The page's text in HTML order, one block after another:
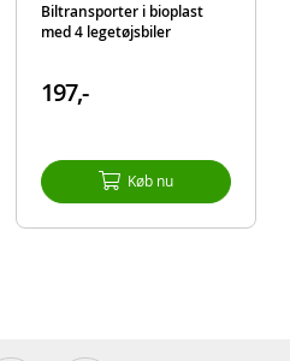
Biltransporter i bioplast
med 4 legetøjsbiler
197,-
Køb nu